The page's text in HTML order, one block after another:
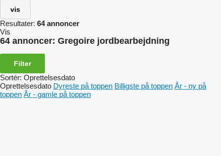
vis
Resultater: 64 annoncer
Vis
64 annoncer: Gregoire jordbearbejdning
Filter
Sortér: Oprettelsesdato
Oprettelsesdato Dyreste på toppen Billigste på toppen År - ny på
toppen År - gamle på toppen